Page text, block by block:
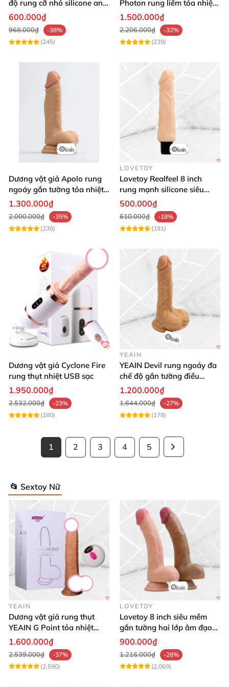
độ rung cỡ nhỏ silicone an
toàn pin AAA dễ dùng
600.000₫
968.000₫
-38%
(245)
Photon rung liếm tỏa nhiệt
pin sạc cao cấp
1.500.000₫
2.206.000₫
-32%
(239)
Dương vật giả Apolo rung
ngoáy gắn tường tỏa nhiệt
đa chế độ
1.300.000₫
2.000.000₫
-35%
(236)
LOVETOY
Lovetoy Realfeel 8 inch
rung mạnh silicone siêu
mềm
500.000₫
610.000₫
-18%
(191)
Dương vật giả Cyclone Fire
rung thụt nhiệt USB sạc
1.950.000₫
2.532.000₫
-23%
(180)
YEAIN
YEAIN Devil rung ngoáy đa
chế độ gắn tường điều
khiển từ xa tiện lợi
1.200.000₫
1.644.000₫
-27%
(178)
1 2 3 4 5
📂 Sextoy Nữ
YEAIN
Dương vật giả rung thụt
YEAIN G Point tỏa nhiệt
điều khiển từ xa
1.600.000₫
2.539.000₫
-37%
(2,590)
LOVETOY
Lovetoy 8 inch siêu mềm
gắn tường hai lớp âm đạo
giả chuẩn y tế
900.000₫
1.216.000₫
-26%
(2,069)